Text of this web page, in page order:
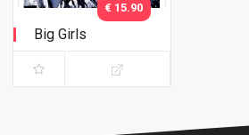
Big Girls
€ 15.90